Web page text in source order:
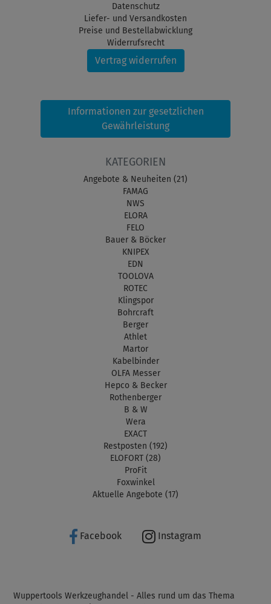
Datenschutz
Liefer- und Versandkosten
Preise und Bestellabwicklung
Widerrufsrecht
Vertrag widerrufen
Informationen zur gesetzlichen
Gewährleistung
KATEGORIEN
Angebote & Neuheiten (21)
FAMAG
NWS
ELORA
FELO
Bauer & Böcker
KNIPEX
EDN
TOOLOVA
ROTEC
Klingspor
Bohrcraft
Berger
Athlet
Martor
Kabelbinder
OLFA Messer
Hepco & Becker
Rothenberger
B & W
Wera
EXACT
Restposten (192)
ELOFORT (28)
ProFit
Foxwinkel
Aktuelle Angebote (17)
Facebook Instagram
Wuppertools Werkzeughandel - Alles rund um das Thema